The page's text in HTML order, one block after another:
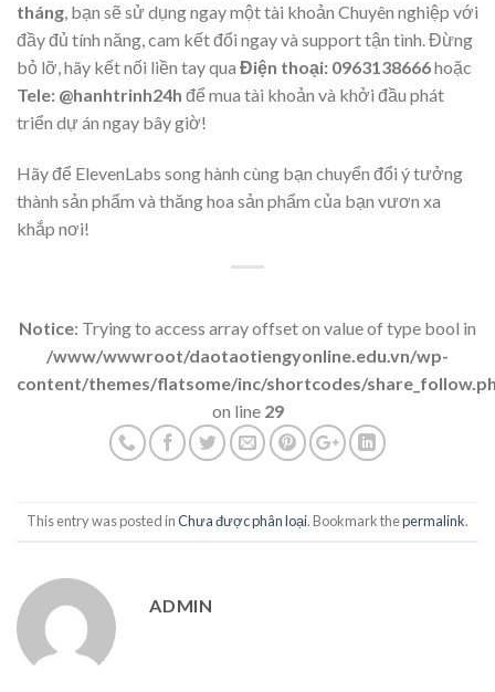
tháng, bạn sẽ sử dụng ngay một tài khoản Chuyên nghiệp với
đầy đủ tính năng, cam kết đổi ngay và support tận tình. Đừng
bỏ lỡ, hãy kết nối liền tay qua Điện thoại: 0963138666hoặc
Tele: @hanhtrinh24h để mua tài khoản và khởi đầu phát
triển dự án ngay bây giờ!
Hãy để ElevenLabs song hành cùng bạn chuyển đổi ý tưởng
thành sản phẩm và thăng hoa sản phẩm của bạn vươn xa
khắp nơi!
Notice: Trying to access array offset on value of type bool in
/www/wwwroot/daotaotiengyonline.edu.vn/wp-
content/themes/flatsome/inc/shortcodes/
on line 29
This entry was posted inChưa được phân loại. Bookmark thepermalink.
ADMIN